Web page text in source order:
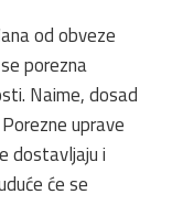
od obveze
porezna
Naime, dosad
uprave
dostavljaju i
će se